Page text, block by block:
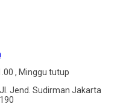
, Minggu tutup
Jend. Sudirman Jakarta